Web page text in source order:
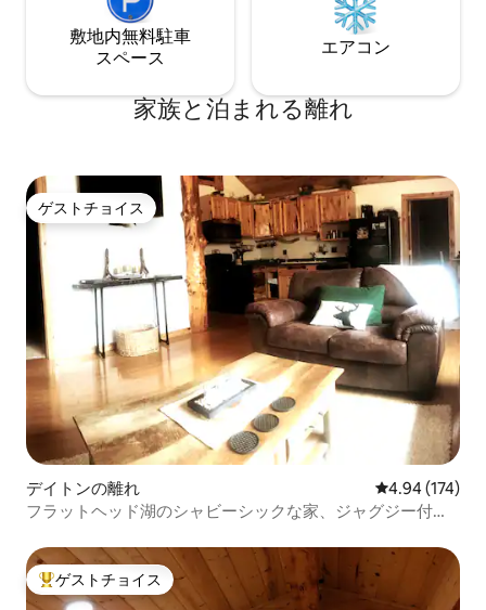
敷地内無料駐⁠車
ス⁠ペ⁠ー⁠ス
エアコン
家族と泊まれる離れ
ゲストチョイス
ゲストチョイス
デイトンの離れ レビュー174
4.94 (174)
フラットヘッド湖のシャビーシックな家、ジャグジー付
大好評のゲストチョイスです。
ゲストチョイス